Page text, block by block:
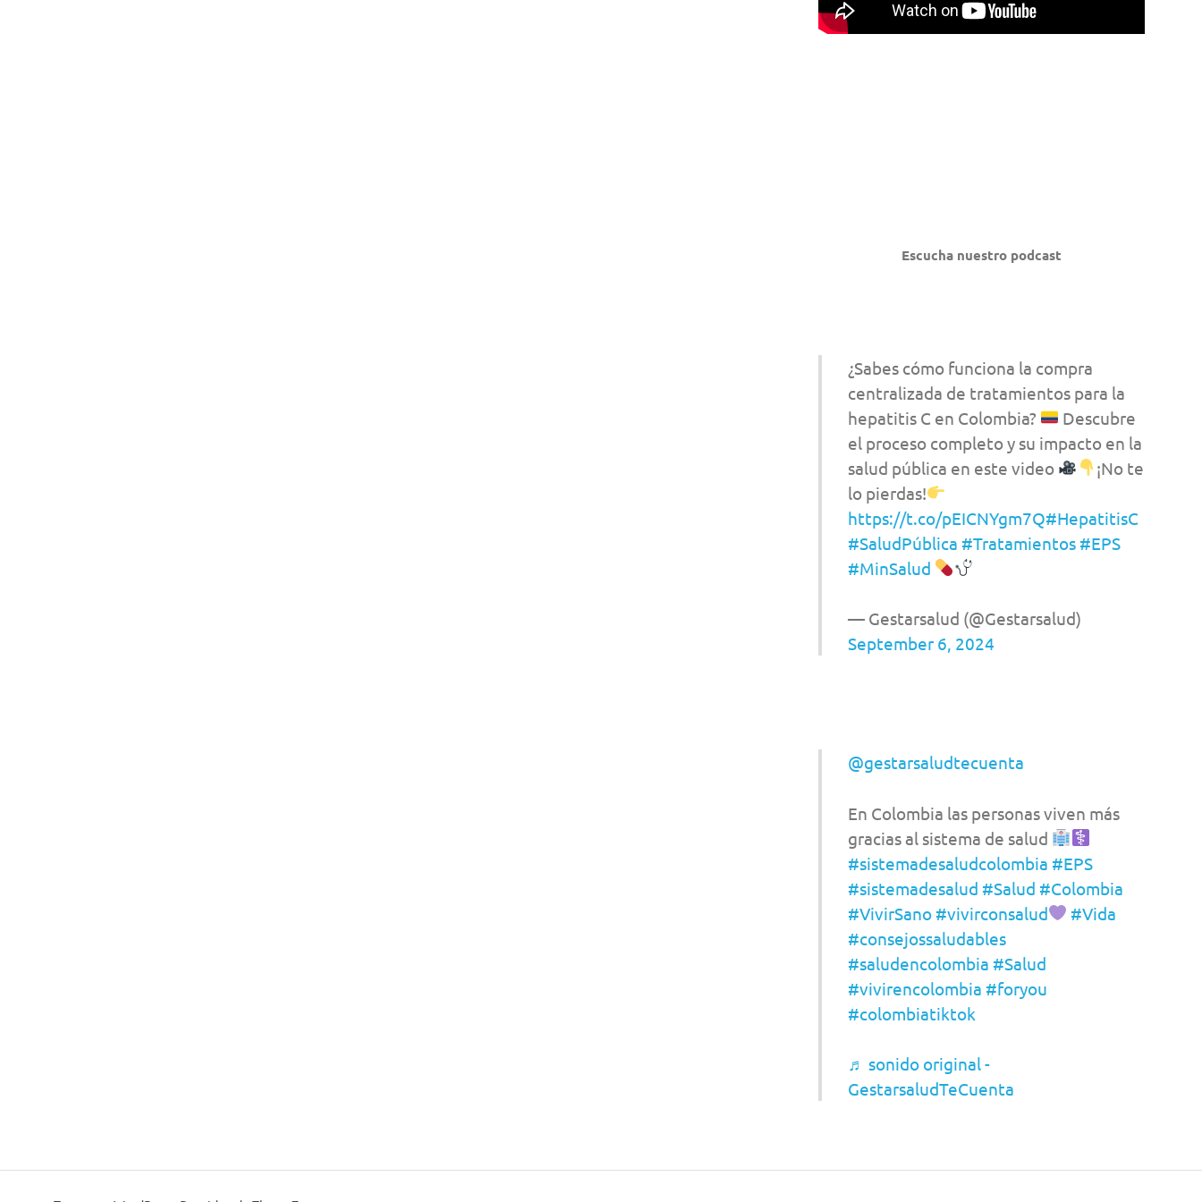
Escucha nuestro podcast
¿Sabes cómo funciona la compra
centralizada de tratamientos para la
hepatitis C en Colombia?
Descubre
el proceso completo y su impacto en la
salud pública en este video
¡No te
lo pierdas!
https://t.co/pEICNYgm7Q#HepatitisC
#SaludPública #Tratamientos #EPS
#MinSalud
— Gestarsalud (@Gestarsalud)
September 6, 2024
@gestarsaludtecuenta
En Colombia las personas viven más
gracias al sistema de salud
#sistemadesaludcolombia #EPS
#sistemadesalud #Salud #Colombia
#VivirSano #vivirconsalud
#Vida
#consejossaludables
#saludencolombia #Salud
#vivirencolombia #foryou
#colombiatiktok
♬ sonido original -
GestarsaludTeCuenta